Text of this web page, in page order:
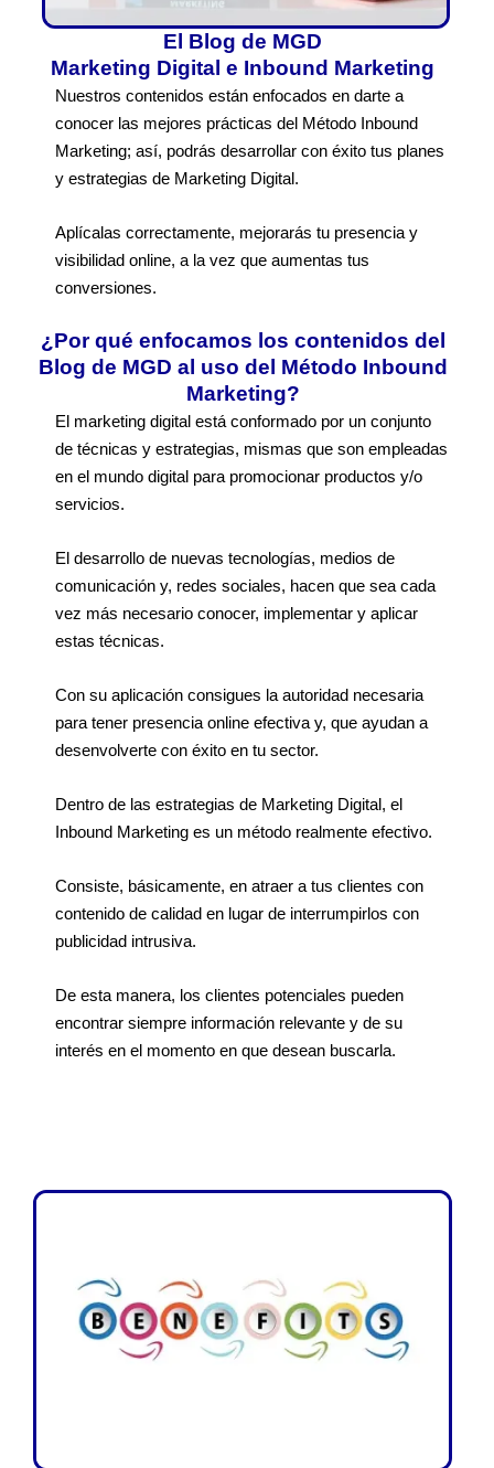
El Blog de MGD
Marketing Digital e Inbound Marketing
Nuestros contenidos están enfocados en darte a
conocer las mejores prácticas del Método Inbound
Marketing; así, podrás desarrollar con éxito tus planes
y estrategias de Marketing Digital.
Aplícalas correctamente, mejorarás tu presencia y
visibilidad online, a la vez que aumentas tus
conversiones.
¿Por qué enfocamos los contenidos del
Blog de MGD al uso del Método Inbound
Marketing?
El marketing digital está conformado por un conjunto
de técnicas y estrategias, mismas que son empleadas
en el mundo digital para promocionar productos y/o
servicios.
El desarrollo de nuevas tecnologías, medios de
comunicación y, redes sociales, hacen que sea cada
vez más necesario conocer, implementar y aplicar
estas técnicas.
Con su aplicación consigues la autoridad necesaria
para tener presencia online efectiva y, que ayudan a
desenvolverte con éxito en tu sector.
Dentro de las estrategias de Marketing Digital, el
Inbound Marketing es un método realmente efectivo.
Consiste, básicamente, en atraer a tus clientes con
contenido de calidad en lugar de interrumpirlos con
publicidad intrusiva.
De esta manera, los clientes potenciales pueden
encontrar siempre información relevante y de su
interés en el momento en que desean buscarla.